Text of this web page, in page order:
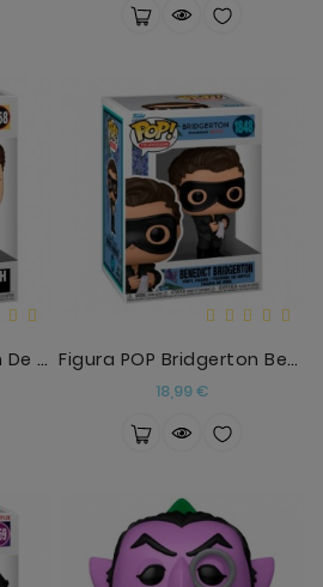
Figura POP Sensacion De Vivir Brandon Walsh Figura POP Bridgerton Benedict Bridgerton
18,99 €Precio